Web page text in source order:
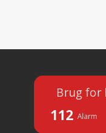
Brug for
112 Alarm